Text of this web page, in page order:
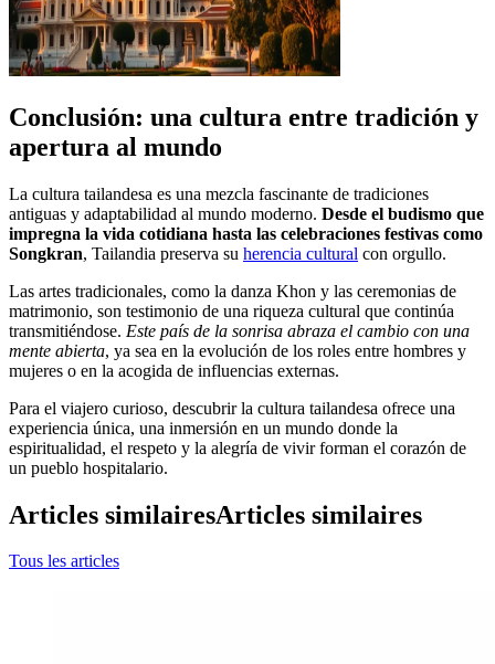
Conclusión: una cultura entre tradición y
apertura al mundo
La cultura tailandesa es una mezcla fascinante de tradiciones
antiguas y adaptabilidad al mundo moderno. Desde el budismo que
impregna la vida cotidiana hasta las celebraciones festivas como
Songkran, Tailandia preserva su herencia cultural con orgullo.
Las artes tradicionales, como la danza Khon y las ceremonias de
matrimonio, son testimonio de una riqueza cultural que continúa
transmitiéndose. Este país de la sonrisa abraza el cambio con una
mente abierta, ya sea en la evolución de los roles entre hombres y
mujeres o en la acogida de influencias externas.
Para el viajero curioso, descubrir la cultura tailandesa ofrece una
experiencia única, una inmersión en un mundo donde la
espiritualidad, el respeto y la alegría de vivir forman el corazón de
un pueblo hospitalario.
Articles similairesArticles similaires
Tous les articles